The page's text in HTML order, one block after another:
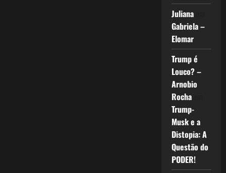
Julianaem
Gabriela –
Elomar
Trump é
Louco? –
Arnobio
Rochaem
Trump-
Musk e a
Distopia: A
Questão do
PODER!